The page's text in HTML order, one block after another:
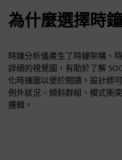
為什麼選擇時
時鐘分析儀產生了時鐘架構、
詳細的視覺圖，有助於了解
化時鐘圖以便於閱讀。設計師
例外狀況、傾斜群組、模式衝
邏輯。